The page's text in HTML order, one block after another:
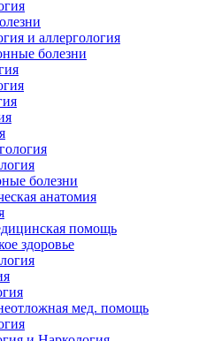
и аллергология
болезни
болезни
анатомия
помощь
здоровье
мед. помощь